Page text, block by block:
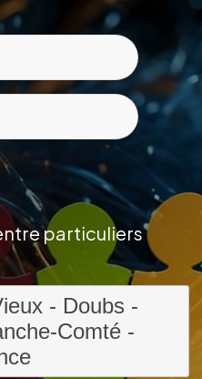
particuliers
- Doubs -
Comté -